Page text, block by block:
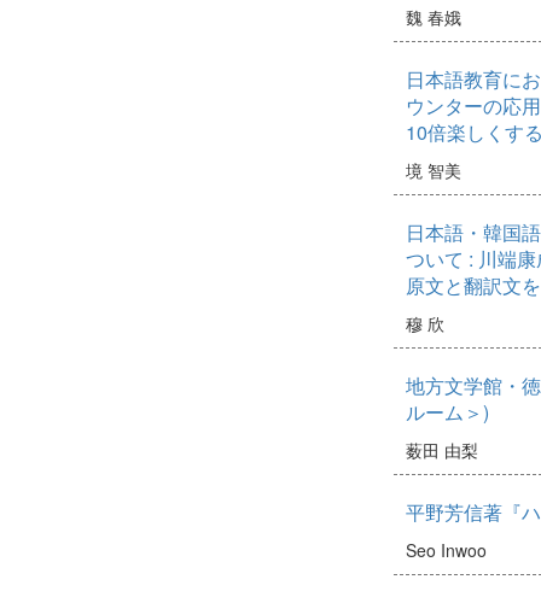
魏 春娥
日本語教育に
ウンターの応
10倍楽しくす
境 智美
日本語・韓国
ついて : 川端
原文と翻訳文
穆 欣
地方文学館・
ルーム＞)
薮田 由梨
平野芳信著『
Seo Inwoo